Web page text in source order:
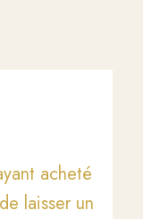
acheté
laisser un